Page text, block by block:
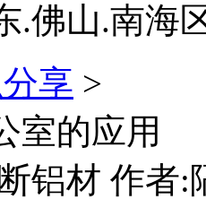
.佛山.南海
享 >
室的应用
铝材 作者: